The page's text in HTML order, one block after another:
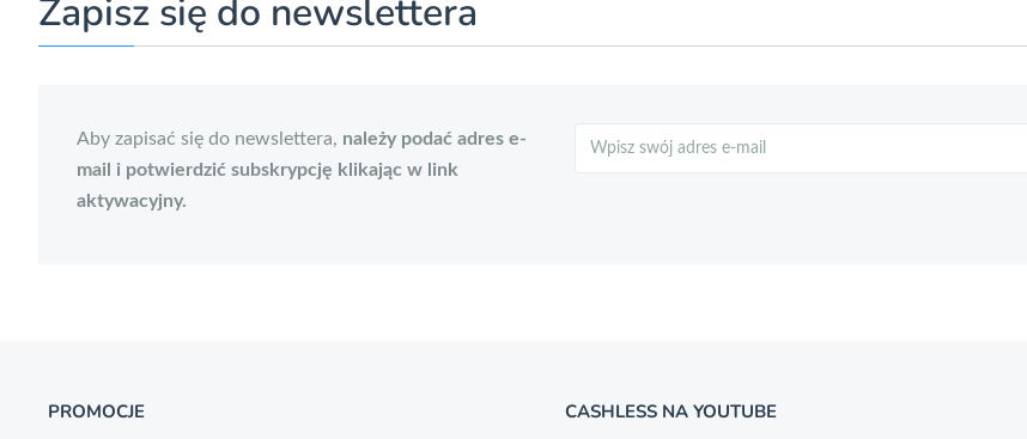
Zapisz się do newslettera
Aby zapisać się do newslettera, należy podać adres e-
mail i potwierdzić subskrypcję klikając w link
aktywacyjny.
PROMOCJE CASHLESS NA YOUTUBE